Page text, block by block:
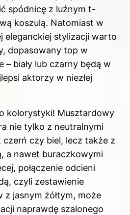
spódnicę z luźnym t-
koszulą. Natomiast w
eleganckiej stylizacji warto
dopasowany top w
– biały lub czarny będą w
aktorzy w niezłej
kolorystyki! Musztardowy
nie tylko z neutralnymi
czerń czy biel, lecz także z
a nawet buraczkowymi
połączenie odcieni
czyli zestawienie
z jasnym żółtym, może
naprawdę szalonego